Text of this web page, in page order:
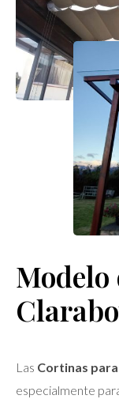
Las Cortinas
especialmente